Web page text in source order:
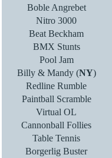
Boble Angrebet
Nitro 3000
Beat Beckham
BMX Stunts
Pool Jam
Billy & Mandy (NY)
Redline Rumble
Paintball Scramble
Virtual OL
Cannonball Follies
Table Tennis
Borgerlig Buster